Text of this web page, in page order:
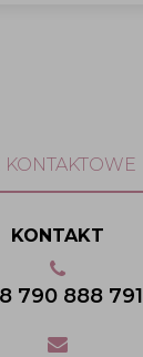
KONTAKT
790 888 791